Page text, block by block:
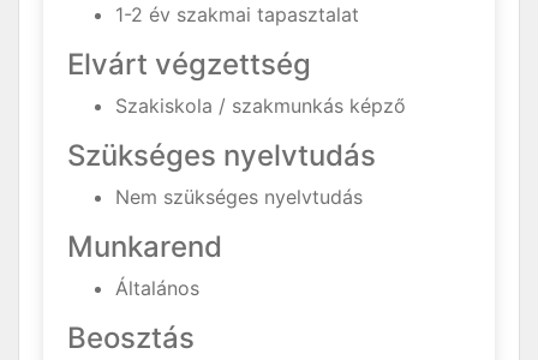
1-2 év szakmai tapasztalat
Elvárt végzettség
Szakiskola / szakmunkás képző
Szükséges nyelvtudás
Nem szükséges nyelvtudás
Munkarend
Általános
Beosztás